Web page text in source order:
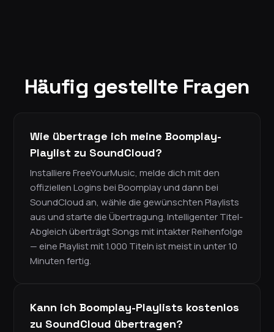
Häufig gestellte Fragen
Wie übertrage ich meine Boomplay-
Playlist zu SoundCloud?
Installiere FreeYourMusic, melde dich mit den
offiziellen Logins bei Boomplay und dann bei
SoundCloud an, wähle die gewünschten Playlists
aus und starte die Übertragung. Intelligenter Titel-
Abgleich überträgt Songs mit intakter Reihenfolge
— eine Playlist mit 1.000 Titeln ist meist in unter 10
Minuten fertig.
Kann ich Boomplay-Playlists kostenlos
zu SoundCloud übertragen?